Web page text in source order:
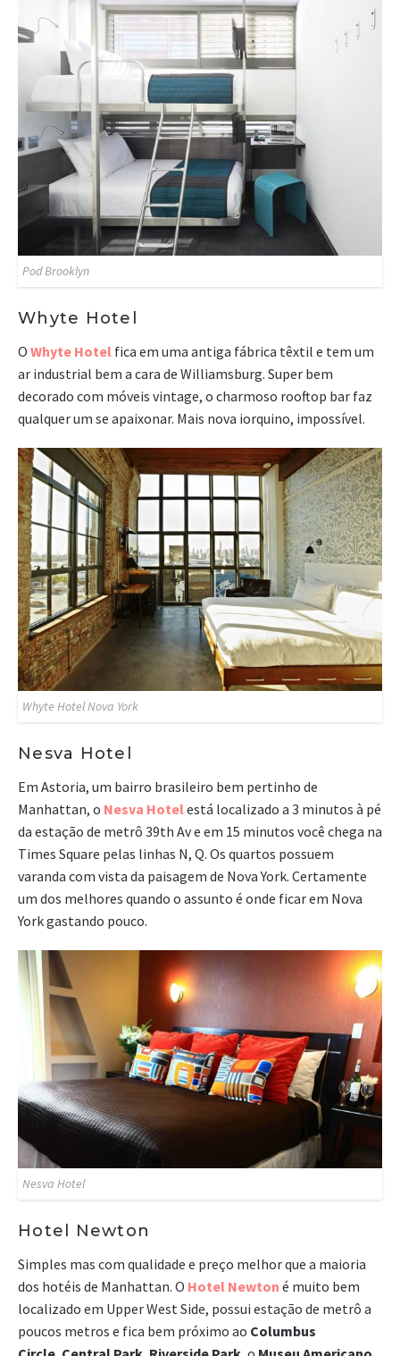
Pod Brooklyn
Whyte Hotel
O Whyte Hotel fica em uma antiga fábrica têxtil e tem um
ar industrial bem a cara de Williamsburg. Super bem
decorado com móveis vintage, o charmoso rooftop bar faz
qualquer um se apaixonar. Mais nova iorquino, impossível.
Whyte Hotel Nova York
Nesva Hotel
Em Astoria, um bairro brasileiro bem pertinho de
Manhattan, o Nesva Hotel está localizado a 3 minutos à pé
da estação de metrô 39th Av e em 15 minutos você chega na
Times Square pelas linhas N, Q. Os quartos possuem
varanda com vista da paisagem de Nova York. Certamente
um dos melhores quando o assunto é onde ficar em Nova
York gastando pouco.
Nesva Hotel
Hotel Newton
Simples mas com qualidade e preço melhor que a maioria
dos hotéis de Manhattan. O Hotel Newton é muito bem
localizado em Upper West Side, possui estação de metrô a
poucos metros e fica bem próximo ao Columbus